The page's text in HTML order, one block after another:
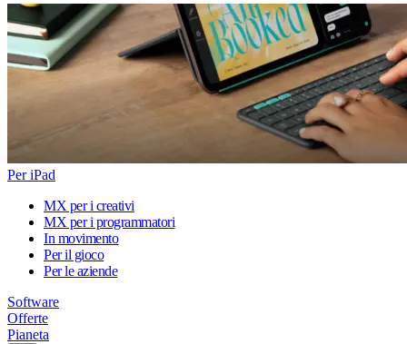
Per iPad
MX per i creativi
MX per i programmatori
In movimento
Per il gioco
Per le aziende
Software
Offerte
Pianeta